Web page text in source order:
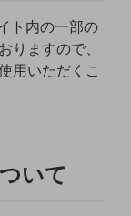
ト内の一部の
りますので、
用いただくこ
いて